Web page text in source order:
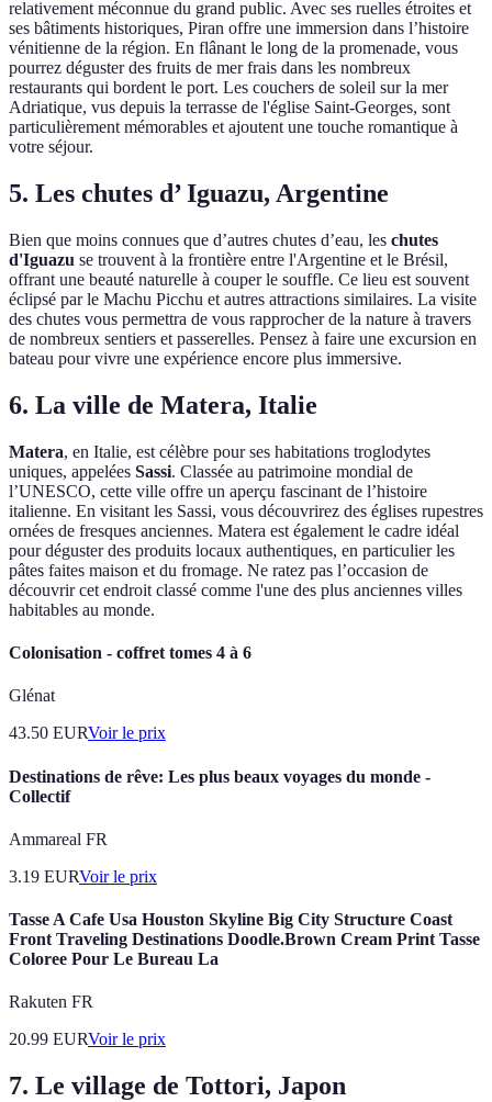
relativement méconnue du grand public. Avec ses ruelles étroites et
ses bâtiments historiques, Piran offre une immersion dans l’histoire
vénitienne de la région. En flânant le long de la promenade, vous
pourrez déguster des fruits de mer frais dans les nombreux
restaurants qui bordent le port. Les couchers de soleil sur la mer
Adriatique, vus depuis la terrasse de l'église Saint-Georges, sont
particulièrement mémorables et ajoutent une touche romantique à
votre séjour.
5. Les chutes d’ Iguazu, Argentine
Bien que moins connues que d’autres chutes d’eau, les chutes
d'Iguazu se trouvent à la frontière entre l'Argentine et le Brésil,
offrant une beauté naturelle à couper le souffle. Ce lieu est souvent
éclipsé par le Machu Picchu et autres attractions similaires. La visite
des chutes vous permettra de vous rapprocher de la nature à travers
de nombreux sentiers et passerelles. Pensez à faire une excursion en
bateau pour vivre une expérience encore plus immersive.
6. La ville de Matera, Italie
Matera, en Italie, est célèbre pour ses habitations troglodytes
uniques, appelées Sassi. Classée au patrimoine mondial de
l’UNESCO, cette ville offre un aperçu fascinant de l’histoire
italienne. En visitant les Sassi, vous découvrirez des églises rupestres
ornées de fresques anciennes. Matera est également le cadre idéal
pour déguster des produits locaux authentiques, en particulier les
pâtes faites maison et du fromage. Ne ratez pas l’occasion de
découvrir cet endroit classé comme l'une des plus anciennes villes
habitables au monde.
Colonisation - coffret tomes 4 à 6
Glénat
43.50 EURVoir le prix
Destinations de rêve: Les plus beaux voyages du monde -
Collectif
Ammareal FR
3.19 EURVoir le prix
Tasse A Cafe Usa Houston Skyline Big City Structure Coast
Front Traveling Destinations Doodle.Brown Cream Print Tasse
Coloree Pour Le Bureau La
Rakuten FR
20.99 EURVoir le prix
7. Le village de Tottori, Japon